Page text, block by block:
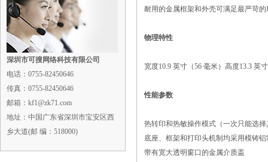
深圳市可搜网络科技有限公司
电话： 0755-82450646
传真： 0755-82450646
邮箱：kf1@zk71.com
地址： 中国广东省深圳市宝安区西
乡大道(邮 编：518000)
耐用的金属框架和外壳可满足最严苛的
物理特性
宽度10.9 英寸（56 毫米）高度13.3 英
性能参数
热转印和热敏操作模式（一次只能选择
底座、框架和打印头机制均采用模铸铝
带有宽大透明窗口的金属介质盖